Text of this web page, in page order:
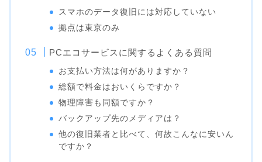
スマホのデータ復旧には対応していない
拠点は東京のみ
PCエコサービスに関するよくある質問
お支払い方法は何がありますか？
総額で料金はおいくらですか？
物理障害も同額ですか？
バックアップ先のメディアは？
他の復旧業者と比べて、何故こんなに安いん
ですか？